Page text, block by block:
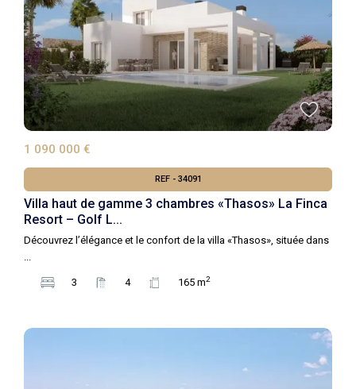
1 090 000 €
REF - 34091
Villa haut de gamme 3 chambres «Thasos» La Finca
Resort – Golf L...
Découvrez l’élégance et le confort de la villa «Thasos», située dans
3 4 165 m2